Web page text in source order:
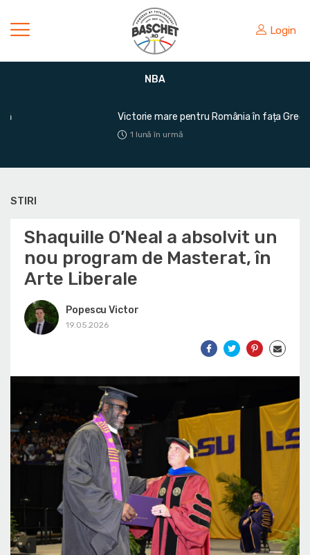
Login
NBA
Victorie mare pentru România în fața Greciei
STIRI
Shaquille O’Neal a absolvit un
nou program de Masterat, în
Arte Liberale
Popescu Victor
19.05.2026